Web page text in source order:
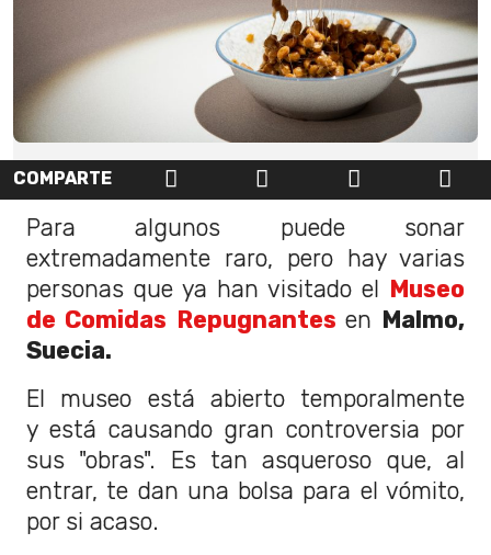
COMPARTE
Para algunos puede sonar
extremadamente raro, pero hay varias
personas que ya han visitado el
Museo
de Comidas Repugnantes en Malmo,
Suecia.
El museo está abierto temporalmente
y está causando gran controversia por
sus "obras". Es tan asqueroso que, al
entrar, te dan una bolsa para el vómito,
por si acaso.